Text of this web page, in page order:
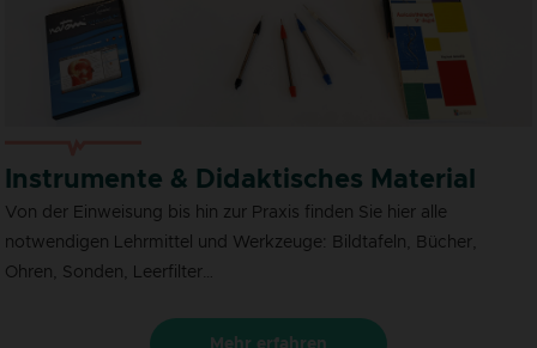
Instrumente & Didaktisches Material
Von der Einweisung bis hin zur Praxis finden Sie hier alle
notwendigen Lehrmittel und Werkzeuge: Bildtafeln, Bücher,
Ohren, Sonden, Leerfilter…
Mehr erfahren